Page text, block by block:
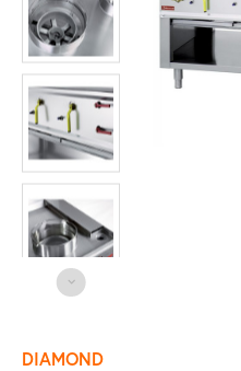
DIAMOND